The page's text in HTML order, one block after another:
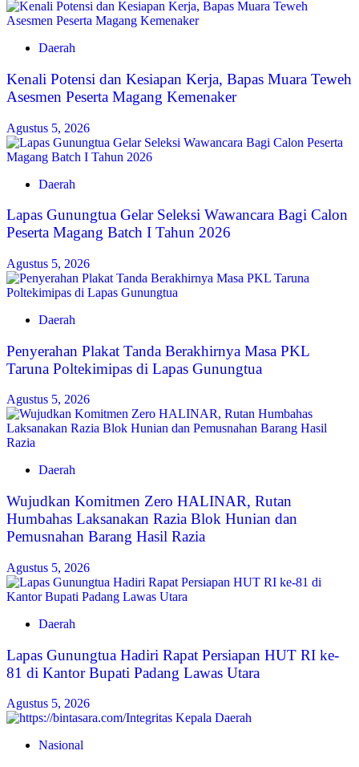
Daerah
Kenali Potensi dan Kesiapan Kerja, Bapas Muara Teweh
Asesmen Peserta Magang Kemenaker
Agustus 5, 2026
Daerah
Lapas Gunungtua Gelar Seleksi Wawancara Bagi Calon
Peserta Magang Batch I Tahun 2026
Agustus 5, 2026
Daerah
Penyerahan Plakat Tanda Berakhirnya Masa PKL
Taruna Poltekimipas di Lapas Gunungtua
Agustus 5, 2026
Daerah
Wujudkan Komitmen Zero HALINAR, Rutan
Humbahas Laksanakan Razia Blok Hunian dan
Pemusnahan Barang Hasil Razia
Agustus 5, 2026
Daerah
Lapas Gunungtua Hadiri Rapat Persiapan HUT RI ke-
81 di Kantor Bupati Padang Lawas Utara
Agustus 5, 2026
Nasional